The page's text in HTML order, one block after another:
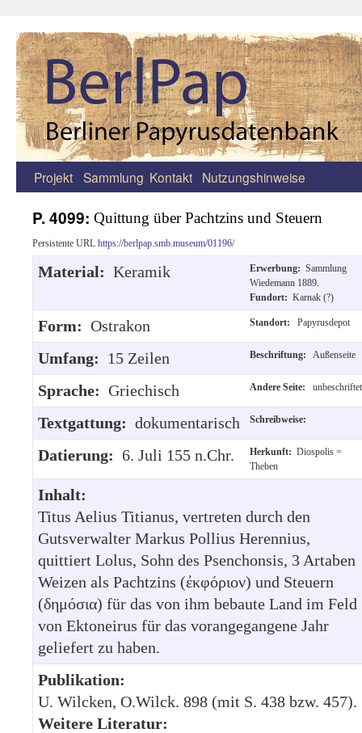
Zum
springen
Projekt Sammlung Kontakt Nutzungshinweise
P. 4099: Quittung über Pachtzins und Steuern
Persistente URL https://berlpap.smb.museum/01196/
Material: Keramik Erwerbung: Sammlung
Wiedemann 1889.
Fundort: Karnak (?)
Form: Ostrakon Standort: Papyrusdepot
Umfang: 15 Zeilen Beschriftung: Außenseite
Sprache: Griechisch Andere Seite: unbeschriftet
Textgattung: dokumentarisch Schreibweise:
Datierung: 6. Juli 155 n.Chr. Herkunft: Diospolis =
Theben
Inhalt:
Titus Aelius Titianus, vertreten durch den
Gutsverwalter Markus Pollius Herennius,
quittiert Lolus, Sohn des Psenchonsis, 3 Artaben
Weizen als Pachtzins (ἐκφόριον) und Steuern
(δημόσια) für das von ihm bebaute Land im Feld
von Ektoneirus für das vorangegangene Jahr
geliefert zu haben.
Publikation:
U. Wilcken, O.Wilck. 898 (mit S. 438 bzw. 457).
Weitere Literatur: